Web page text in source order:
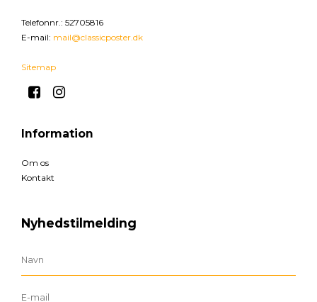
Telefonnr.: 52705816
E-mail: mail@classicposter.dk
Sitemap
Information
Om os
Kontakt
Nyhedstilmelding